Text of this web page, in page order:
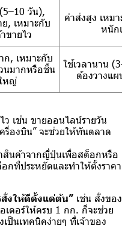
วัน),
, เหมาะกับ
ขายไว
ค่าส่งสูง เหมาะ
หนักเบ
ก, เหมาะกับ
นมากหรือชิ้น
หญ่
ใช้เวลานาน
ต้องวางแผน
เช่น ขายออนไลน์รายวัน
รื่องบิน” จะช่วยให้ทันตลาด
สินค้าจากญี่ปุ่นเพื่อสต็อกหรือ
อกที่ประหยัดและทำให้ตั้งราคา
งให้ดีตั้งแต่ต้น” เช่น สั่งของ
ดอร์ให้ครบ 1 กก. ก็จะช่วย
ป็นเทคนิคง่ายๆ ที่เจ้าของ